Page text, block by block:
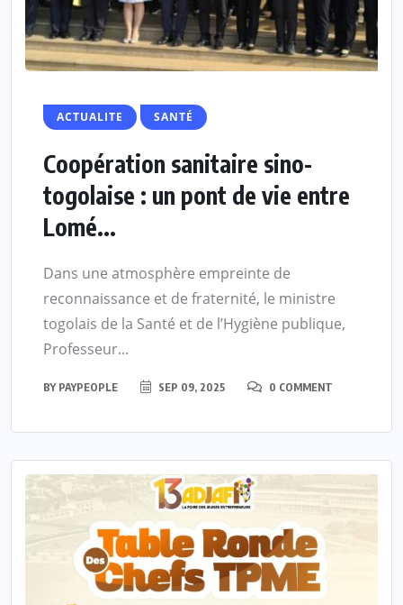
ACTUALITE SANTÉ
Coopération sanitaire sino-
togolaise : un pont de vie entre
Lomé...
Dans une atmosphère empreinte de
reconnaissance et de fraternité, le ministre
togolais de la Santé et de l’Hygiène publique,
Professeur...
BY PAYPEOPLE SEP 09, 2025 0 COMMENT